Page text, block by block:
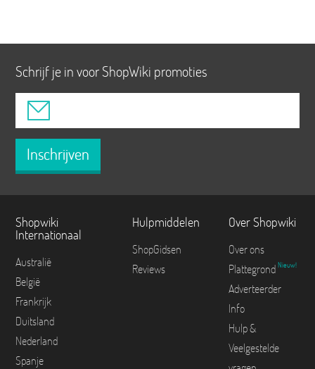
Schrijf je in voor ShopWiki promoties
Inschrijven
Shopwiki
Internationaal
Australië
België
Frankrijk
Duitsland
Nederland
Spanje
Hulpmiddelen
ShopGidsen
Reviews
Over Shopwiki
Over ons
Plattegrond Nieuw!
Adverteerder
Info
Hulp &
Veelgestelde